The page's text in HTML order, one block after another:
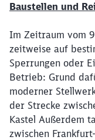
Baustellen und
Im Zeitraum vom
zeitweise auf
Sperrungen oder
Betrieb: Grund
moderner
der Strecke
Kastel Außerdem
zwischen